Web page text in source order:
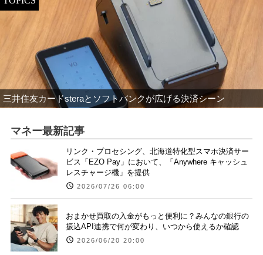
三井住友カードsteraとソフトバンクが広げる決済シーン
マネー最新記事
リンク・プロセシング、北海道特化型スマホ決済サー
ビス「EZO Pay」において、「Anywhere キャッシュ
レスチャージ機」を提供
2026/07/26 06:00
おまかせ買取の入金がもっと便利に？みんなの銀行の
振込API連携で何が変わり、いつから使えるか確認
2026/06/20 20:00